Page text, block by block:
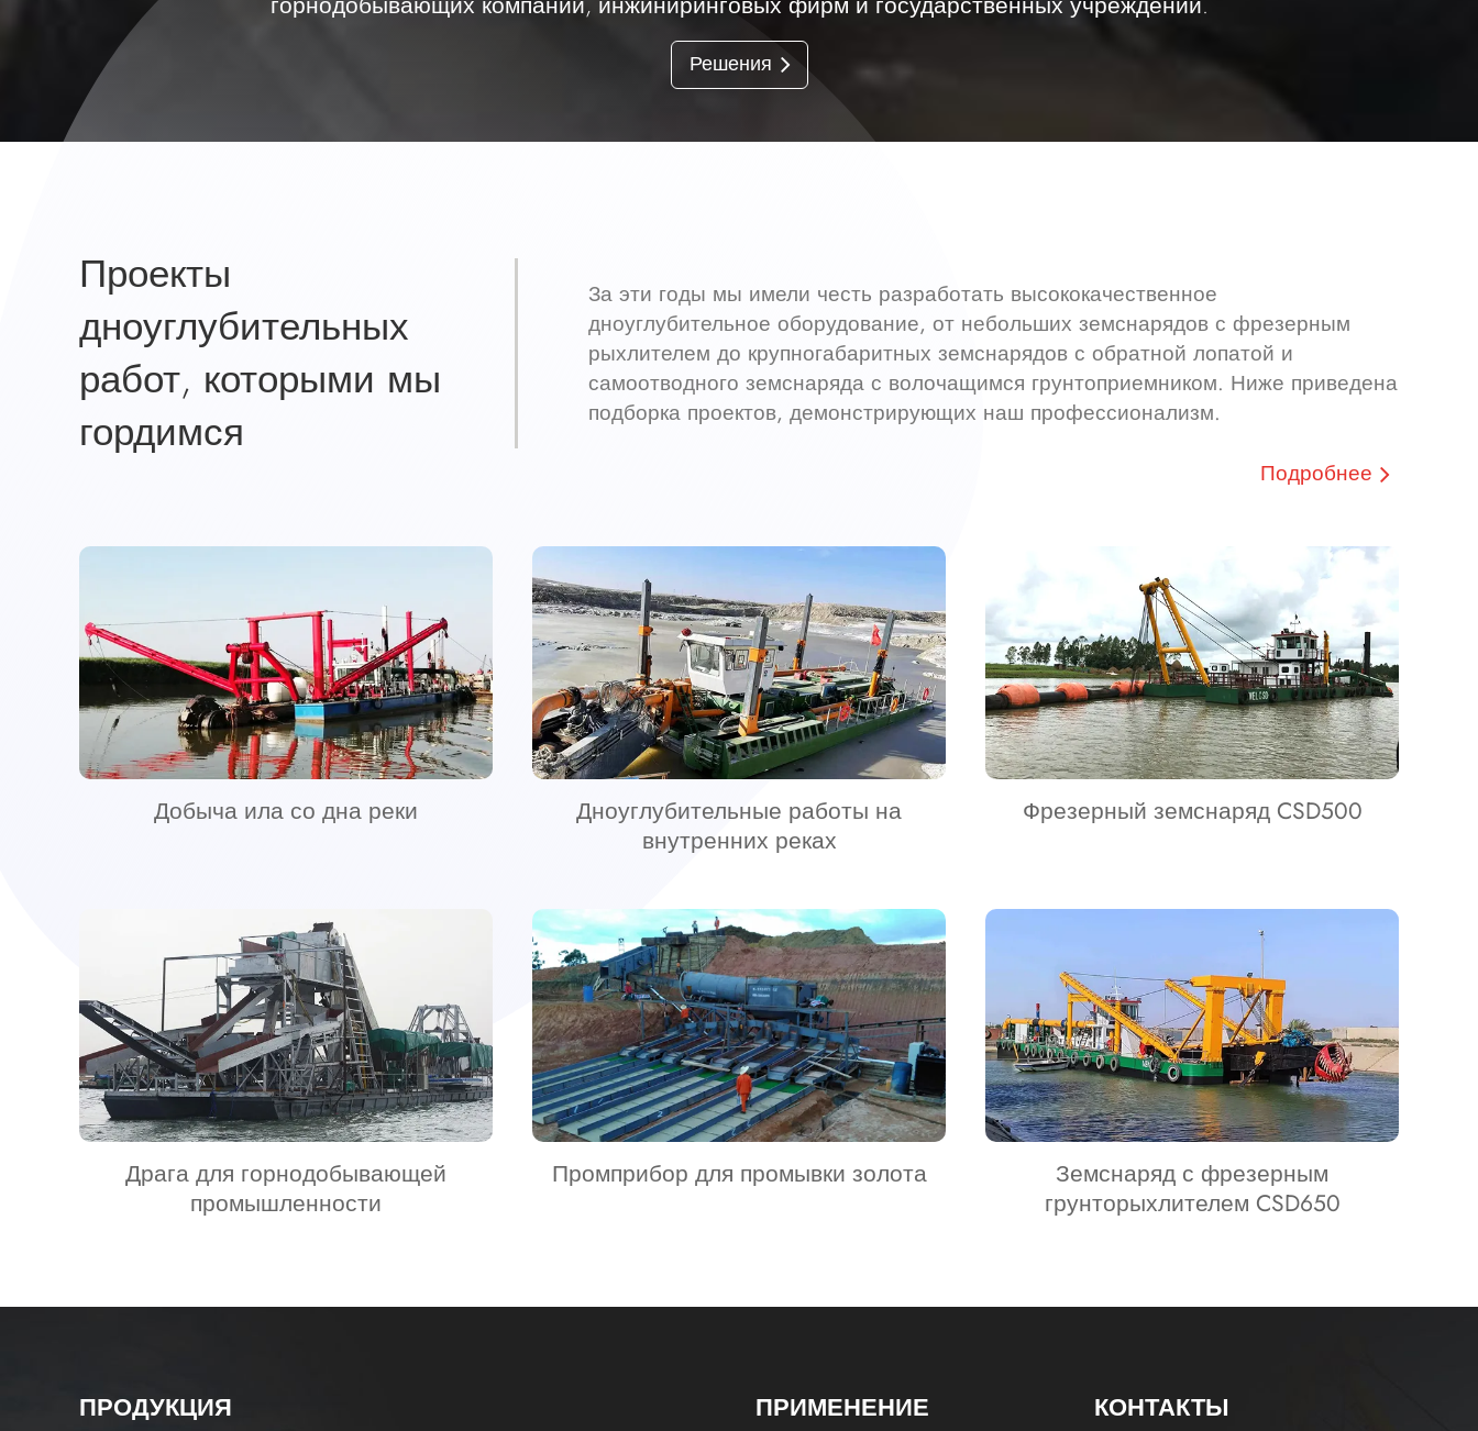
Решения
Проекты
дноуглубительных
работ, которыми мы
гордимся
За эти годы мы имели честь разработать высококачественное
дноуглубительное оборудование, от небольших земснарядов с фрезерным
рыхлителем до крупногабаритных земснарядов с обратной лопатой и
самоотводного земснаряда с волочащимся грунтоприемником. Ниже приведена
подборка проектов, демонстрирующих наш профессионализм.
Подробнее
Добыча ила со дна реки
Дноуглубительные работы на
внутренних реках
Фрезерный земснаряд CSD500
Драга для горнодобывающей
промышленности
Промприбор для промывки золота
Земснаряд с фрезерным
грунторыхлителем CSD650
ПРОДУКЦИЯ ПРИМЕНЕНИЕ КОНТАКТЫ